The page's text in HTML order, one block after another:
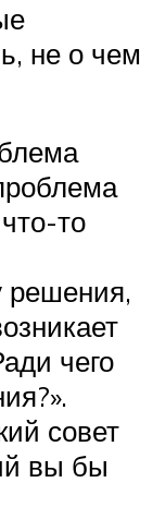
не о чем
то
решения,
чего
совет
вы бы